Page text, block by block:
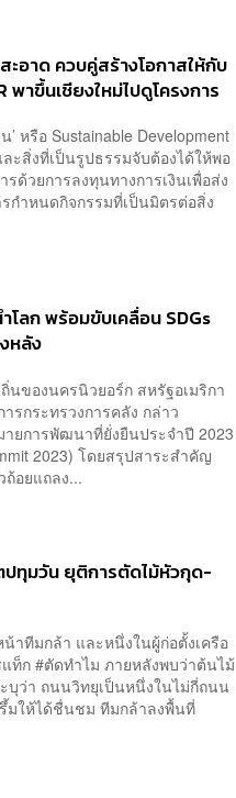
อาด ควบคู่สร้างโอกาสให้กับ
าขึ้นเชียงใหม่ไปดูโครงการ
หรือ Sustainable Development
ะสิ่งที่เป็นรูปธรรมจับต้องได้ให้พอ
ด้วยการลงทุนทางการเงินเพื่อส่ง
กำหนดกิจกรรมที่เป็นมิตรต่อสิ่ง
ลก พร้อมขับเคลื่อน SDGs
หลัง
นของนครนิวยอร์ก สหรัฐอเมริกา
รกระทรวงการคลัง กล่าว
ยการพัฒนาที่ยั่งยืนประจำปี 2023
2023) โดยสรุปสาระสำคัญ
อยแถลง...
ทุมวัน ยุติการตัดไม้หัวกุด-
าทีมกล้า และหนึ่งในผู้ก่อตั้งเครือ
ท็ก #ตัดทำไม ภายหลังพบว่าต้นไม้
ว่า ถนนวิทยุเป็นหนึ่งในไม่กี่ถนน
มให้ได้ชื่นชม ทีมกล้าลงพื้นที่